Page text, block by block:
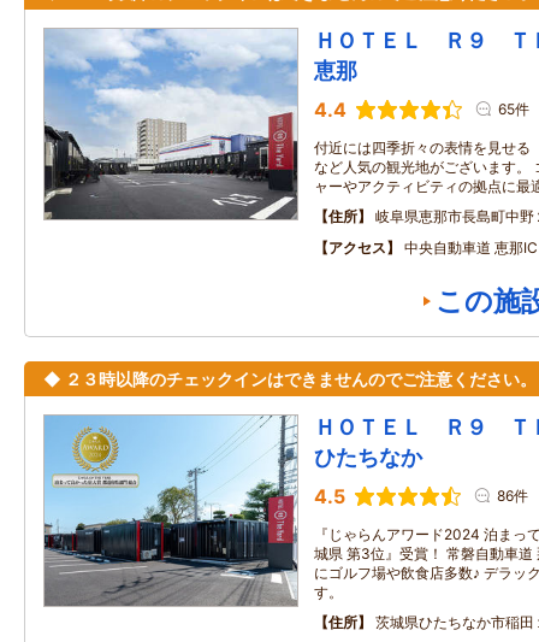
ＨＯＴＥＬ Ｒ９
恵那
4.4 65件
付近には四季折々の表情を見せる
など人気の観光地がございます。
ャーやアクティビティの拠点に最
住所
岐阜県恵那市長島町中野
アクセス
中央自動車道 恵那
この施
◆ ２３時以降のチェックインはできませんのでご注意ください。
ＨＯＴＥＬ Ｒ９
ひたちなか
4.5 86件
『じゃらんアワード2024 泊まっ
城県 第3位』受賞！ 常磐自動車道
にゴルフ場や飲食店多数♪ デラッ
す。
住所
茨城県ひたちなか市稲